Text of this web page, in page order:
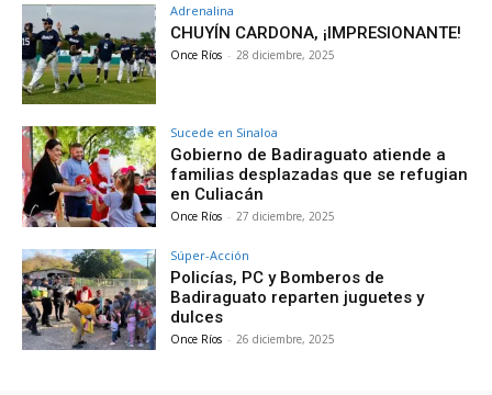
Adrenalina
CHUYÍN CARDONA, ¡IMPRESIONANTE!
Once Ríos - 28 diciembre, 2025
Sucede en Sinaloa
Gobierno de Badiraguato atiende a
familias desplazadas que se refugian
en Culiacán
Once Ríos - 27 diciembre, 2025
Súper-Acción
Policías, PC y Bomberos de
Badiraguato reparten juguetes y
dulces
Once Ríos - 26 diciembre, 2025